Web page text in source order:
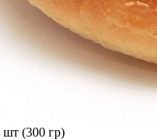
(300 гр)